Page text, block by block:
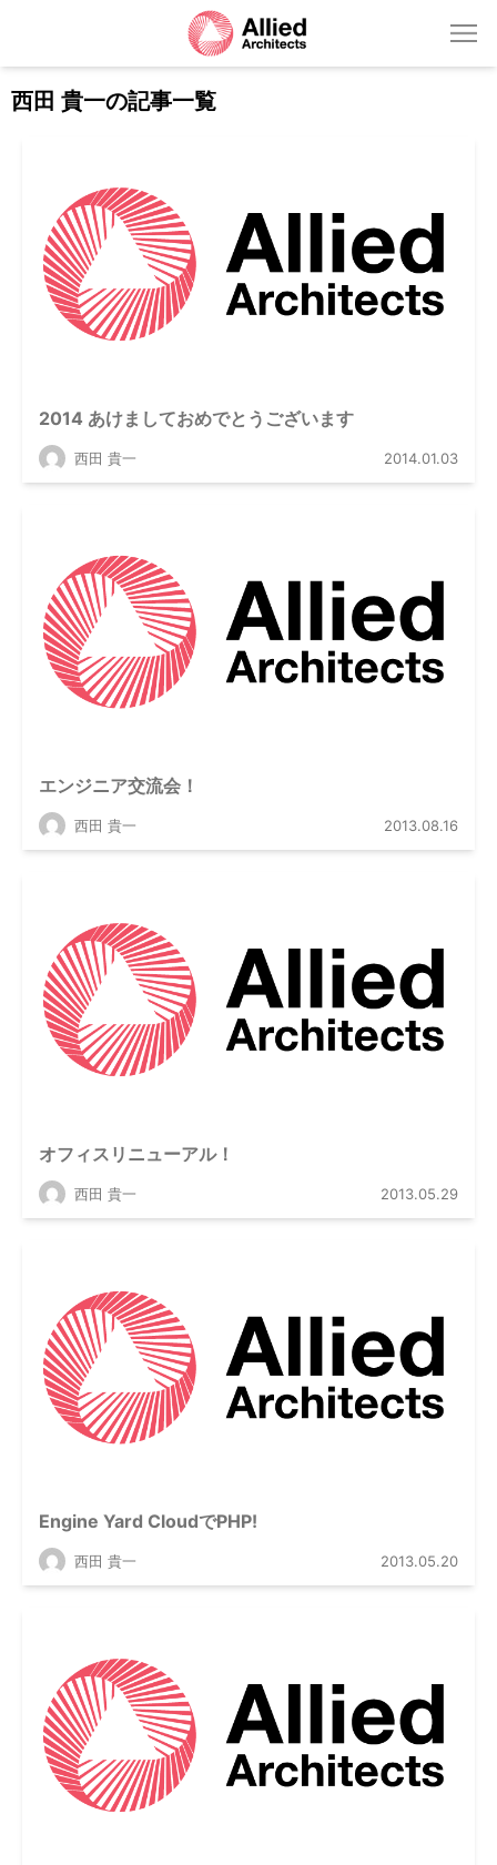
西田 貴一の記事一覧
2014 あけましておめでとうございます
西田 貴一 2014.01.03
エンジニア交流会！
西田 貴一 2013.08.16
オフィスリニューアル！
西田 貴一 2013.05.29
Engine Yard CloudでPHP!
西田 貴一 2013.05.20